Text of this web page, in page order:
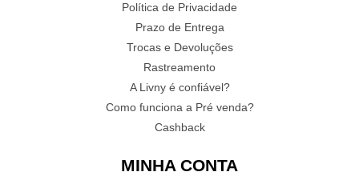
Política de Privacidade
Prazo de Entrega
Trocas e Devoluções
Rastreamento
A Livny é confiável?
Como funciona a Pré venda?
Cashback
MINHA CONTA